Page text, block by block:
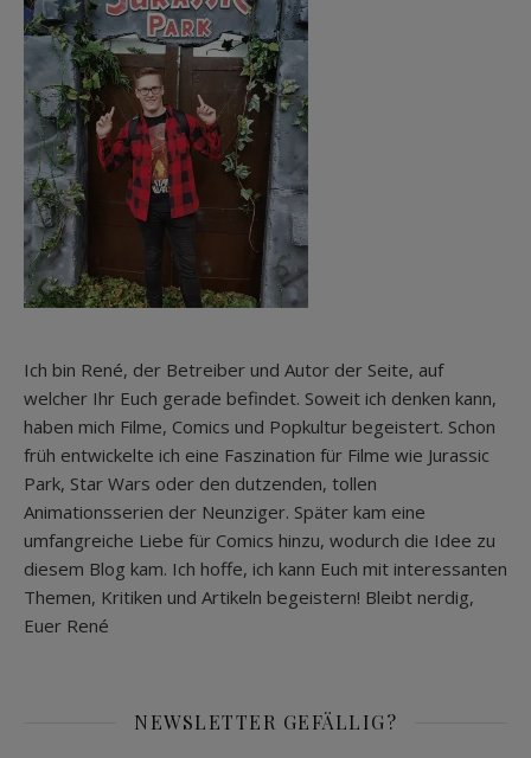
Ich bin René, der Betreiber und Autor der Seite, auf
welcher Ihr Euch gerade befindet. Soweit ich denken kann,
haben mich Filme, Comics und Popkultur begeistert. Schon
früh entwickelte ich eine Faszination für Filme wie Jurassic
Park, Star Wars oder den dutzenden, tollen
Animationsserien der Neunziger. Später kam eine
umfangreiche Liebe für Comics hinzu, wodurch die Idee zu
diesem Blog kam. Ich hoffe, ich kann Euch mit interessanten
Themen, Kritiken und Artikeln begeistern! Bleibt nerdig,
Euer René
NEWSLETTER GEFÄLLIG?